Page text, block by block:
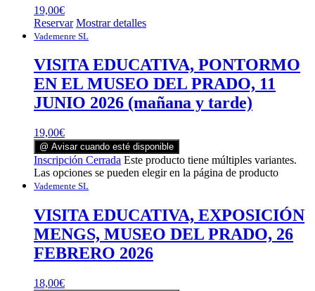
19,00€
Reservar Mostrar detalles
Vademenre SL
VISITA EDUCATIVA, PONTORMO
EN EL MUSEO DEL PRADO, 11
JUNIO 2026 (mañana y tarde)
19,00€
@ Avisar cuando esté disponible
Inscripción Cerrada Este producto tiene múltiples variantes.
Las opciones se pueden elegir en la página de producto
Vademente SL
VISITA EDUCATIVA, EXPOSICIÓN
MENGS, MUSEO DEL PRADO, 26
FEBRERO 2026
18,00€